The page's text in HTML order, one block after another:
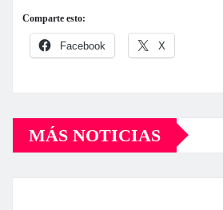
Comparte esto:
Facebook X
MÁS NOTICIAS